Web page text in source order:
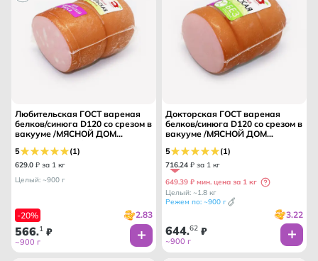
Любительская ГОСТ вареная
белков/синюга D120 со срезом в
вакууме /МЯСНОЙ ДОМ
5 (1)
629.0 ₽ за 1 кг
Целый: ~900 г
-20% 2.83
566.1 ₽
~900 г
Докторская ГОСТ вареная
белков/синюга D120 со срезом в
вакууме /МЯСНОЙ ДОМ
5 (1)
716.24 ₽ за 1 кг
649.39 ₽ мин. цена за 1 кг
Целый: ~1.8 кг
Режем по: ~900 г
3.22
644.62 ₽
~900 г